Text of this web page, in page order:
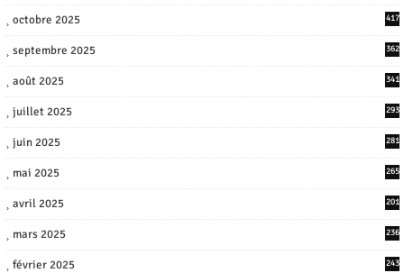
octobre 2025 417
septembre 2025 362
août 2025 341
juillet 2025 293
juin 2025 281
mai 2025 265
avril 2025 201
mars 2025 236
février 2025 243